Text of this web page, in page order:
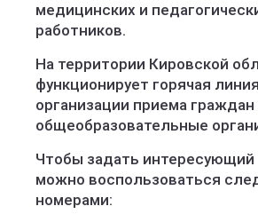
медицинских и
работников.
На территории Кировской
функционирует горячая
организации приема граждан
общеобразовательные
Чтобы задать интересующий
можно воспользоваться
номерами: